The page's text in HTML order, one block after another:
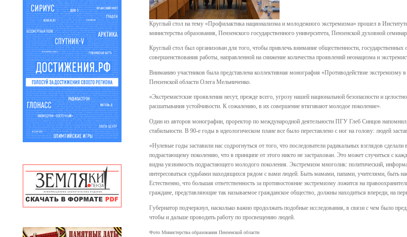
Круглый стол на тему «Профилактика национализма и молодежного экстремизма» прошел в
министерства образования, Пензенского государственного университета, Пензенской духовной
Круглый стол был организован для того, чтобы привлечь внимание общественности,
совершенствования работы, направленной на снижение количества проявлений неонацизма и
Вниманию участников была представлена коллективная монография «Противодействие экстремизму
Пензенской области Олега Мельниченко.
«Экстремистские проявления несут, прежде всего, угрозу нашей национальной безопасности и
расшатывания устойчивости. К сожалению, в их совершение втягивают молодое поколение».
Один из авторов монографии, проректор по международной деятельности ПГУ Глеб Синцов
стабильности. В 90-е годы в идеологическом плане все было переставлено с ног на голову: людей
«Нулевые годы заставили нас содрогнуться от того, что последователи радикальных взглядов
подрастающему поколению, что в принципе от этого никто не застрахован. Это может случиться с
видна уязвимость подрастающего молодого поколения. Экстремизм многолик: политический,
интересоваться судьбами находящихся рядом с вами людей. Быть мамами, папами, учителями, быть
Естественно, что большая ответственность за противостояние экстремизму ложится на
граждане, представляющие так называемое гражданское общество, должны находиться впереди, на
Губернатор подчеркнул, насколько важно продолжать подобные исследования, в связи с чем было
чтобы и дальше проводить работу по просвещению людей.
Фото Министерства образования Пензенской области